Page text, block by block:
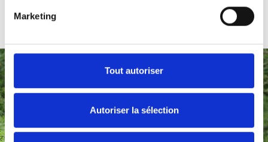
Marketing
Tout autoriser
Autoriser la sélection